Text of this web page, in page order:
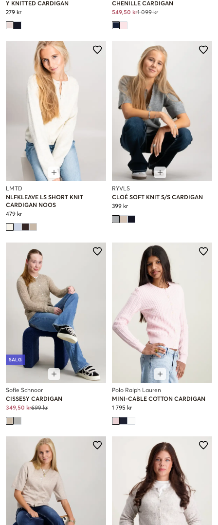
Y KNITTED CARDIGAN
279 kr
CHENILLE CARDIGAN
549,50 kr1 099 kr
LMTD
NLFKLEAVE LS SHORT KNIT
CARDIGAN NOOS
479 kr
RYVLS
CLOÉ SOFT KNIT S/S CARDIGAN
399 kr
SALG
Sofie Schnoor
CISSESY CARDIGAN
349,50 kr699 kr
Polo Ralph Lauren
MINI-CABLE COTTON CARDIGAN
1 795 kr